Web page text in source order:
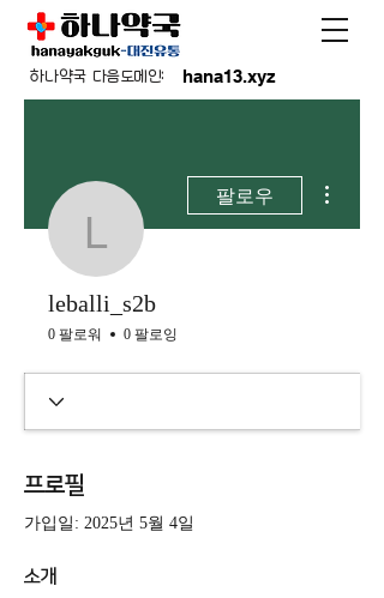
hana13.xyz
하나약국 다음도메인:
leballi_s2b
팔로우
leballi_s2b
0 팔로워 0 팔로잉
프로필
가입일: 2025년 5월 4일
소개